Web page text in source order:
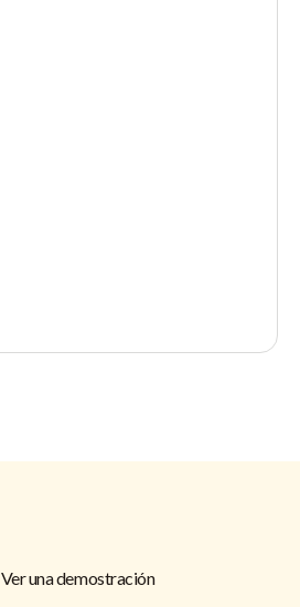
Ver una demostración